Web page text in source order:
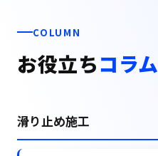
COLUMN
お役立ちコラム
滑り止め施工